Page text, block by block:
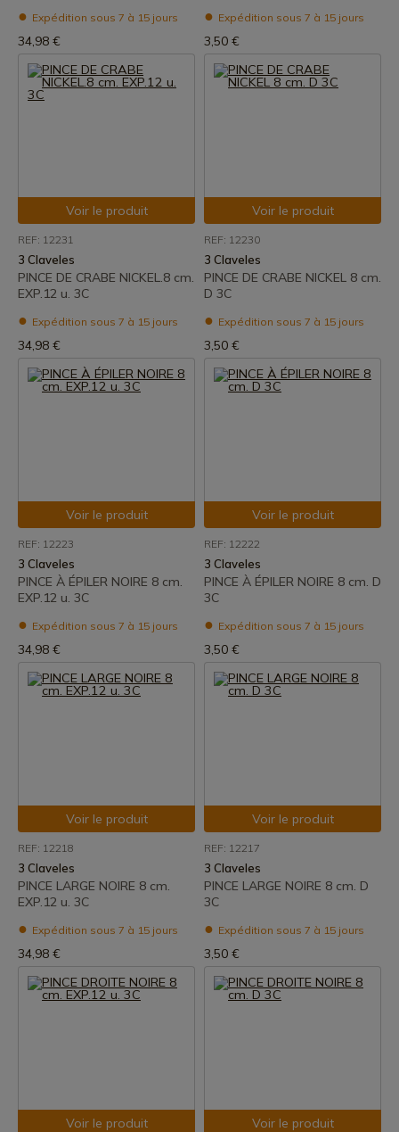
Expédition sous 7 à 15 jours
34,98 €
Expédition sous 7 à 15 jours
3,50 €
Voir le produit
REF: 12231
3 Claveles
PINCE DE CRABE NICKEL.8 cm.
EXP.12 u. 3C
Expédition sous 7 à 15 jours
34,98 €
Voir le produit
REF: 12230
3 Claveles
PINCE DE CRABE NICKEL 8 cm.
D 3C
Expédition sous 7 à 15 jours
3,50 €
Voir le produit
REF: 12223
3 Claveles
PINCE À ÉPILER NOIRE 8 cm.
EXP.12 u. 3C
Expédition sous 7 à 15 jours
34,98 €
Voir le produit
REF: 12222
3 Claveles
PINCE À ÉPILER NOIRE 8 cm. D
3C
Expédition sous 7 à 15 jours
3,50 €
Voir le produit
REF: 12218
3 Claveles
PINCE LARGE NOIRE 8 cm.
EXP.12 u. 3C
Expédition sous 7 à 15 jours
34,98 €
Voir le produit
REF: 12217
3 Claveles
PINCE LARGE NOIRE 8 cm. D
3C
Expédition sous 7 à 15 jours
3,50 €
Voir le produit Voir le produit